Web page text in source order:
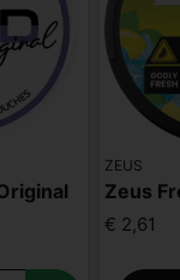
ZEUS
€ 2,61